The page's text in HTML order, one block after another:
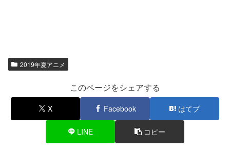
2019年夏アニメ
このページをシェアする
X Facebook はてブ
LINE コピー